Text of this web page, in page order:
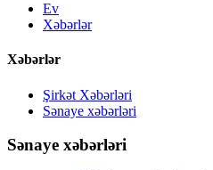
Ev
Xəbərlər
Xəbərlər
Şirkət Xəbərləri
Sənaye xəbərləri
Sənaye xəbərləri